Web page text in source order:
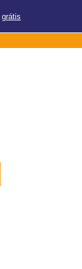
grátis